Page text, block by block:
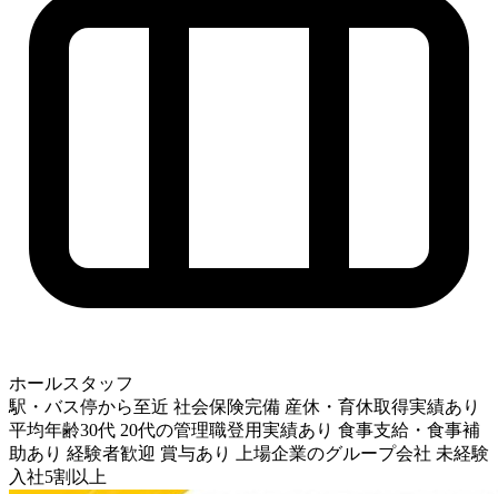
ホールスタッフ
駅・バス停から至近 社会保険完備 産休・育休取得実績あり
平均年齢30代 20代の管理職登用実績あり 食事支給・食事補
助あり 経験者歓迎 賞与あり 上場企業のグループ会社 未経験
入社5割以上